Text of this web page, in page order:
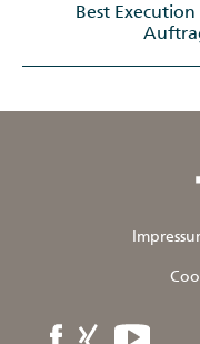
Best
Facebook
XING YouTube